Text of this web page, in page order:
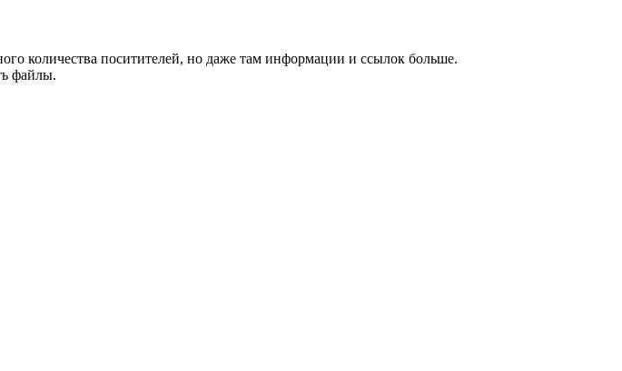
количества поситителей, но даже там информации и ссылок больше.
файлы.